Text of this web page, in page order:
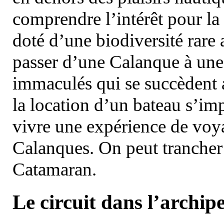
comprendre l’intérêt pour
doté d’une biodiversité
passer d’une Calanque à
immaculés qui se
la location d’un bateau
vivre une expérience de
Calanques. On peut
Catamaran.
Le circuit dans